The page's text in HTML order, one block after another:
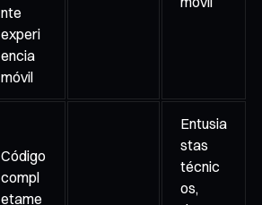
nte
experi
encia
móvil
Código
compl
etame
Entusia
stas
técnic
os,